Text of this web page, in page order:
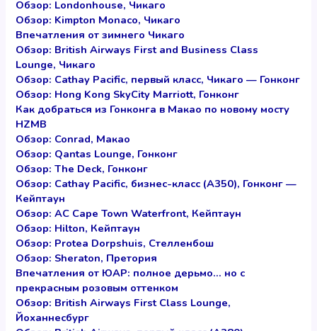
Обзор: Londonhouse, Чикаго
Обзор: Kimpton Monaco, Чикаго
Впечатления от зимнего Чикаго
Обзор: British Airways First and Business Class
Lounge, Чикаго
Обзор: Cathay Pacific, первый класс, Чикаго — Гонконг
Обзор: Hong Kong SkyCity Marriott, Гонконг
Как добраться из Гонконга в Макао по новому мосту
HZMB
Обзор: Conrad, Макао
Обзор: Qantas Lounge, Гонконг
Обзор: The Deck, Гонконг
Обзор: Cathay Pacific, бизнес-класс (А350), Гонконг —
Кейптаун
Обзор: AC Cape Town Waterfront, Кейптаун
Обзор: Hilton, Кейптаун
Обзор: Protea Dorpshuis, Стелленбош
Обзор: Sheraton, Претория
Впечатления от ЮАР: полное дерьмо… но с
прекрасным розовым оттенком
Обзор: British Airways First Class Lounge,
Йоханнесбург